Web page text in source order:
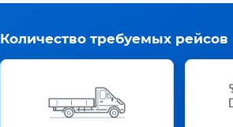
Количество требуемых